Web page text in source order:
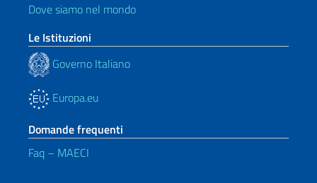
Dove siamo nel mondo
Le Istituzioni
Governo Italiano
Europa.eu
Domande frequenti
Faq – MAECI